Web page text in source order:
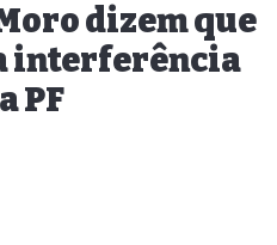
dizem que
interferência
PF